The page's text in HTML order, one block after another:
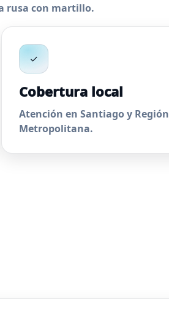
rusa con martillo.
✓
Cobertura local
Atención en Santiago y Región
Metropolitana.